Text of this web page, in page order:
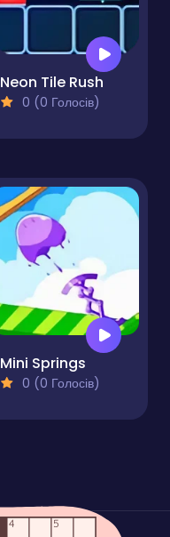
Neon Tile Rush
0 (0 Голосів)
Mini Springs
0 (0 Голосів)